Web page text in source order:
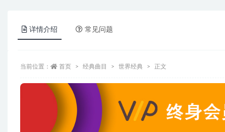
详情介绍 常见问题
当前位置： 首页 经典曲目 世界经典 正文